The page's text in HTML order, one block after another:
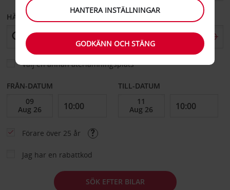
HÄMTA FRÅN
Välj en annan återlämningsplats
FRÅN-DATUM TILL-DATUM
Förare över 25 år
Jag har en rabattkod
SÖK EFTER BILAR
HANTERA INSTÄLLNINGAR
GODKÄNN OCH STÄNG